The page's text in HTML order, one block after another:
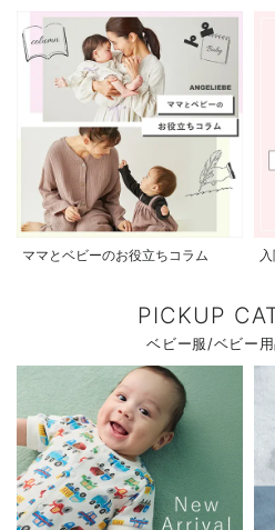
ママとベビーのお役立ちコラム
PICKUP
ベビー服/ベビー